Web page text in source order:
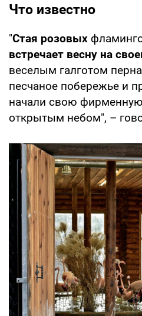
Что известно
"Стая розовых
встречает весну на
веселым галготом
песчаное побережье и
начали свою фирменную
открытым небом", –